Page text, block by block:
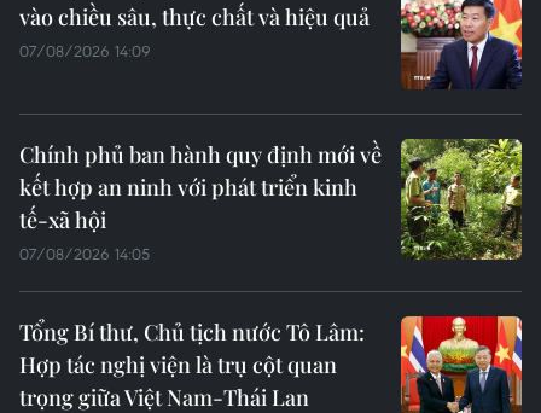
vào chiều sâu, thực chất và hiệu quả
07/08/2026 14:09
Chính phủ ban hành quy định mới về
kết hợp an ninh với phát triển kinh
tế-xã hội
07/08/2026 14:05
Tổng Bí thư, Chủ tịch nước Tô Lâm:
Hợp tác nghị viện là trụ cột quan
trọng giữa Việt Nam-Thái Lan